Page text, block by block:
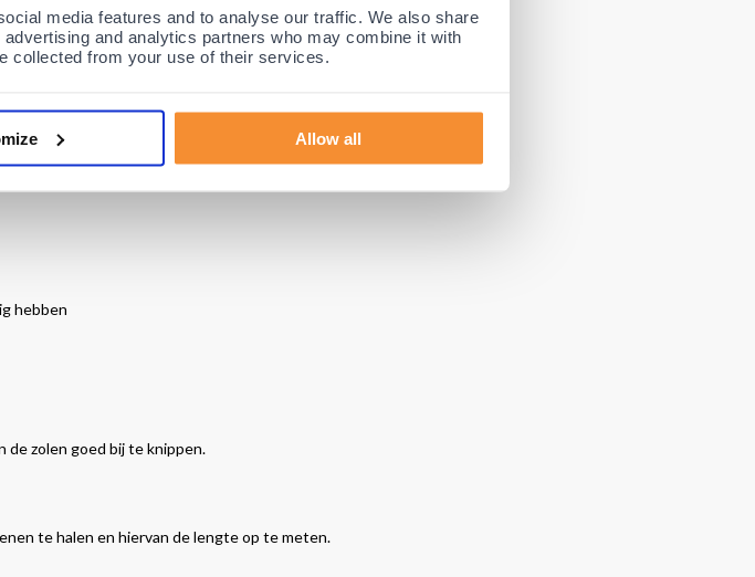
media features and to analyse our traffic. We also share
and analytics partners who may combine it with
collected from your use of their services.
Allow all
om klachten direct te verhelpen of te
jaren van ervaring is er ongekend veel
voetproblemen en klachten. De
de beste op markt door een combinatie van
Solelution wordt dan ook niet voor niets
hebben
de zolen goed bij te knippen.
te halen en hiervan de lengte op te meten.